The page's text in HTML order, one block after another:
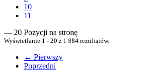
10
11
— 20 Pozycji na stronę
Wyświetlanie 1 - 20 z 1 884 rezultatów.
← Pierwszy
Poprzedni